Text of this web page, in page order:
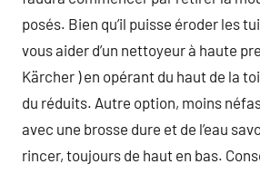
posés. Bien qu’il puisse éroder les
vous aider d’un nettoyeur à haute
Kärcher ) en opérant du haut de la
du réduits. Autre option, moins
avec une brosse dure et de l’eau
rincer, toujours de haut en bas.